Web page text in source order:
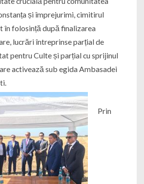
și împrejurimi, cimitirul
în folosință după finalizarea
lucrări întreprinse parțial de
pentru Culte și parțial cu sprijinul
activează sub egida Ambasadei
Prin